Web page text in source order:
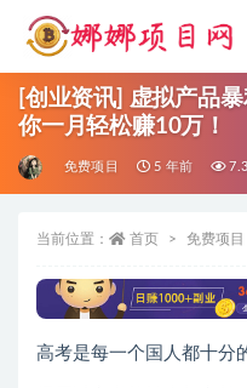
[创业资讯] 虚拟产品
你一月轻松赚10万！
免费项目 5 年前
当前位置： 首页 免费项目
高考是每一个国人都十分